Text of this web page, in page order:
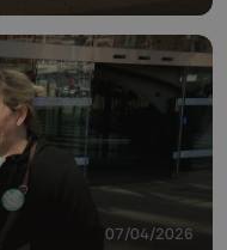
07/04/2026